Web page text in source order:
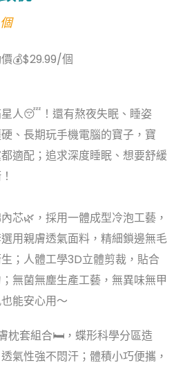
💰$29.99/個
人😴！還有熬夜失眠、睡姿
、長期玩手機電腦的寶子，寶
適配；追求深度睡眠、想要舒緩
芯🌿，採用一體成型冷泡工藝，
用親膚透氣面料，精細鎖邊無毛
；人體工學3D立體剪裁，貼合
無菌無塵生產工藝，無異味無甲
能安心用～
枕套組合🛏️，蝶形科學分區造
氣性強不悶汗；體積小巧便攜，